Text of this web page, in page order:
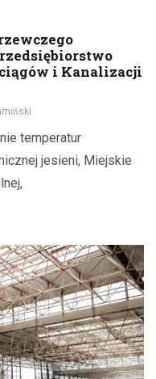
i Kanalizacji
temperatur
jesieni, Miejskie